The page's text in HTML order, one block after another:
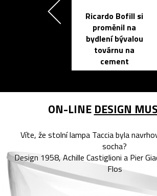
Ricardo Bofill si
proměnil na
bydlení bývalou
továrnu na
cement
ON-LINE DESIGN
Víte, že stolní lampa Taccia byla
socha?
Design 1958, Achille Castiglioni a Pier
Flos